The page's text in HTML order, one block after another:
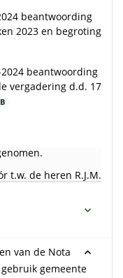
beantwoording
2023 en begroting
beantwoording
vergadering d.d. 17
t.w. de heren R.J.M.
van de Nota
gemeente